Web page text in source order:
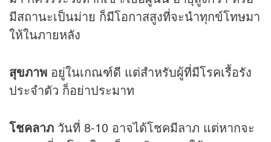
มีสถานะเป็นม่าย ก็มีโอกาสสูงที่จะนำทุกข์โทษมา
ให้ในภายหลัง
สุขภาพ อยู่ในเกณฑ์ดี แต่สำหรับผู้ที่มีโรคเรื้อรัง
ประจำตัว ก็อย่าประมาท
โชคลาภ วันที่ 8-10 อาจได้โชคมีลาภ แต่หากจะ